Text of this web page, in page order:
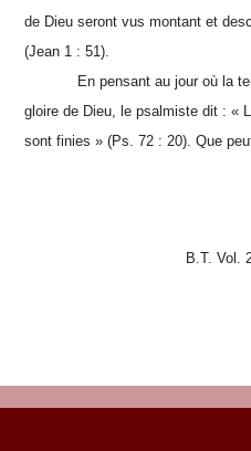
de Dieu seront vus montant et
(Jean 1 : 51).
En pensant au jour où la
gloire de Dieu, le psalmiste dit : «
sont finies » (Ps. 72 : 20). Que
D'après W.
B.T. Vol.